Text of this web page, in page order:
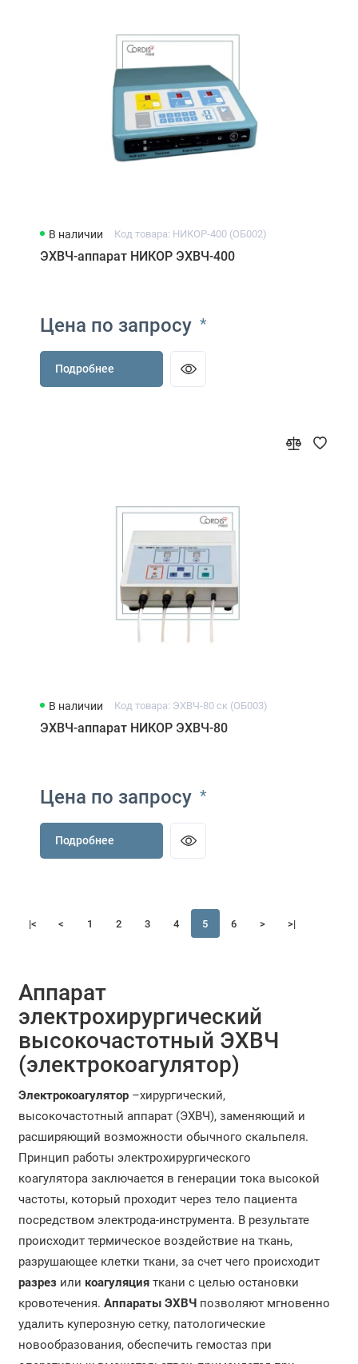
В наличии Код товара: НИКОР-400 (ОБ002)
ЭХВЧ-аппарат НИКОР ЭХВЧ-400
Цена по запросу *
Подробнее
В наличии Код товара: ЭХВЧ-80 ск (ОБ003)
ЭХВЧ-аппарат НИКОР ЭХВЧ-80
Цена по запросу *
Подробнее
|< < 1 2 3 4 5 6 > >|
Аппарат
электрохирургический
высокочастотный ЭХВЧ
(электрокоагулятор)
Электрокоагулятор–хирургический,
высокочастотный аппарат (ЭХВЧ), заменяющий и
расширяющий возможности обычного скальпеля.
Принцип работы электрохирургического
коагулятора заключается в генерации тока высокой
частоты, который проходит через тело пациента
посредством электрода-инструмента. В результате
происходит термическое воздействие на ткань,
разрушающее клетки ткани, за счет чего происходит
разрезили коагуляцияткани с целью остановки
кровотечения. Аппараты ЭХВЧ позволяют мгновенно
удалить куперозную сетку, патологические
новообразования, обеспечить гемостаз при